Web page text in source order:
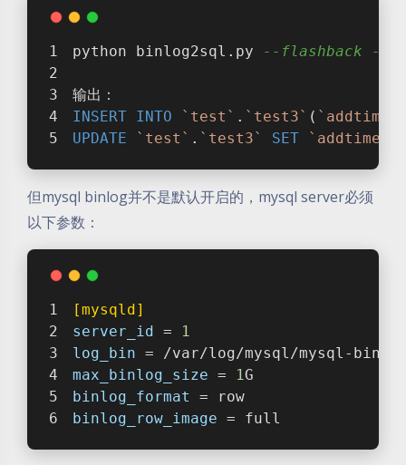
python binlog2sql.py --flashback -
输出：
INSERT INTO `test` . `test3` ( `addtime`
UPDATE
`test` . `test3` SET `addtime`
但mysql binlog并不是默认开启的，mysql server必须
以下参数：
[mysqld]
server_id =
1
log_bin = /var/log/mysql/mysql-
max_binlog_size = 1G
binlog_format
= row
binlog_row_image = full